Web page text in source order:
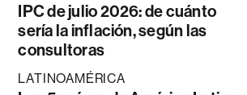
IPC de julio 2026: de cuánto
sería la inflación, según las
consultoras
LATINOAMÉRICA